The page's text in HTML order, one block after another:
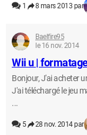
1 8 mars 2013 par
Baelfire95
le 16 nov. 2014
Wii u |
Bonjour, J'ai acheter
J'ai téléchargé le jeu
...
5 28 nov. 2014 par